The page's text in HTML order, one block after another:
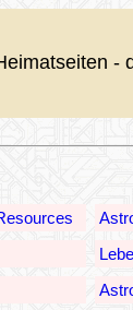
-